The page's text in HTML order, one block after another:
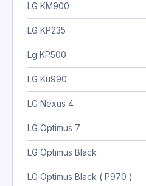
LG KM900
LG KP235
Lg KP500
LG Ku990
LG Nexus 4
LG Optimus 7
LG Optimus Black
LG Optimus Black ( P970 )